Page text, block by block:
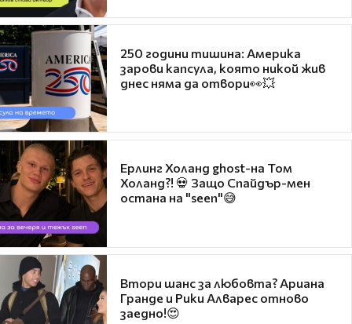
250 години тишина: Америка
зарови капсула, която никой жив
днес няма да отвори👀💥
Ерлинг Холанд ghost-на Том
Холанд?! 💀 Защо Спайдър-мен
остана на "seen"😅
Втори шанс за любовта? Ариана
Гранде и Рики Алварес отново
заедно!😍